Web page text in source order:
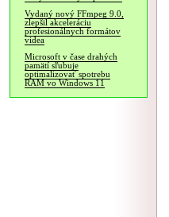
Vydaný nový FFmpeg 9.0,
zlepšil akceleráciu
profesionálnych formátov
videa
Microsoft v čase drahých
pamätí sľubuje
optimalizovať spotrebu
RAM vo Windows 11